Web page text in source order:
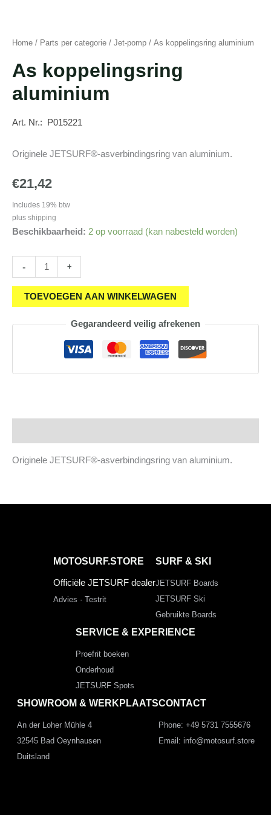
Home / Parts per categorie / Jet-pomp / As koppelingsring aluminium
As koppelingsring
aluminium
Art. Nr.: P015221
Originele JETSURF®-asverbindingsring van aluminium.
€21,42
Includes 19% btw
plus shipping
Beschikbaarheid: 2 op voorraad (kan nabesteld worden)
-
koppelingsring
aluminium
+
TOEVOEGEN AAN WINKELWAGEN
Gegarandeerd veilig afrekenen
Originele JETSURF®-asverbindingsring van aluminium.
MOTOSURF.STORE
Officiële JETSURF dealer
Advies · Testrit
SURF & SKI
JETSURF Boards
JETSURF Ski
Gebruikte Boards
SERVICE & EXPERIENCE
Proefrit boeken
Onderhoud
JETSURF Spots
SHOWROOM & WERKPLAATS
An der Loher Mühle 4
32545 Bad Oeynhausen
Duitsland
CONTACT
Phone: +49 5731 7555676
Email: info@motosurf.store